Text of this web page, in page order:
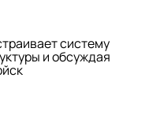
систему
и обсуждая